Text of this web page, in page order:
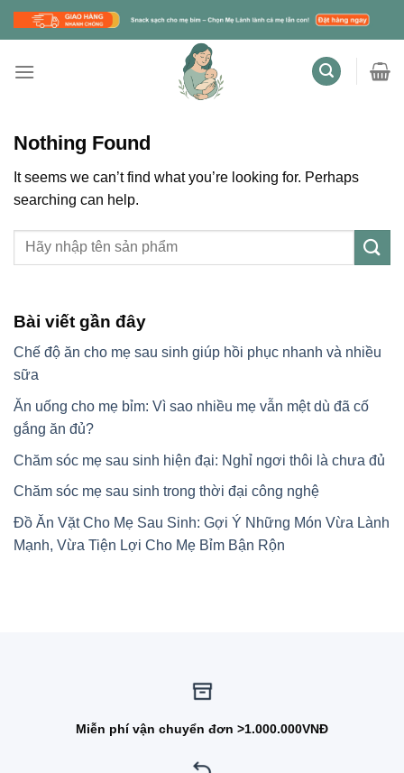
Skip
Nothing Found
It seems we can’t find what you’re looking for. Perhaps
searching can help.
Bài viết gần đây
Chế độ ăn cho mẹ sau sinh giúp hồi phục nhanh và nhiều
sữa
Ăn uống cho mẹ bỉm: Vì sao nhiều mẹ vẫn mệt dù đã cố
gắng ăn đủ?
Chăm sóc mẹ sau sinh hiện đại: Nghỉ ngơi thôi là chưa đủ
Chăm sóc mẹ sau sinh trong thời đại công nghệ
Đồ Ăn Vặt Cho Mẹ Sau Sinh: Gợi Ý Những Món Vừa Lành
Mạnh, Vừa Tiện Lợi Cho Mẹ Bỉm Bận Rộn
Miễn phí vận chuyển đơn >1.000.000VNĐ